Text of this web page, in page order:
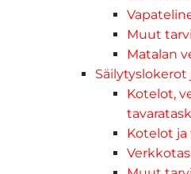
Muut
Matalan
Kotelot,
Kotelot ja